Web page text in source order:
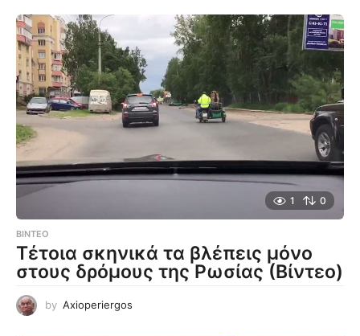
1 0
ΒΊΝΤΕΟ
Τέτοια σκηνικά τα βλέπεις μόνο
στους δρόμους της Ρωσίας (Βίντεο)
by Axioperiergos